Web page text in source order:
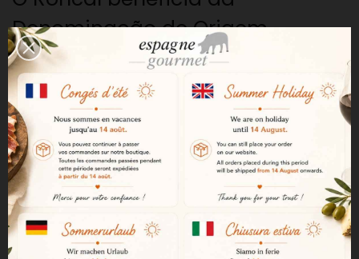
Denominação de Origem
Protegida Valle del Roncal, que
foi a primeira DOP de queijos
reconhecida em Espanha. Esta
garante a origem do produto, a
qualidade do leite e o respeito
pelos métodos tradicionais.
Leite cru de ovelha Latxa